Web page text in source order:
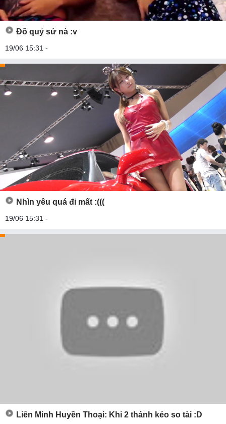
Đồ quỷ sứ nà :v
19/06 15:31 -
Nhìn yêu quá đi mất :(((
19/06 15:31 -
Liên Minh Huyền Thoại: Khi 2 thánh kéo so tài :D